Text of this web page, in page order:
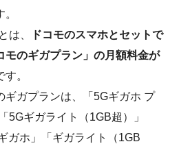
は、
ドコモのスマホとセットで
モのギガプラン」の月額料金が
す。
ギガプランは、「5Gギガホ プ
5Gギガライト（1GB超）」
ガホ」「ギガライト（1GB